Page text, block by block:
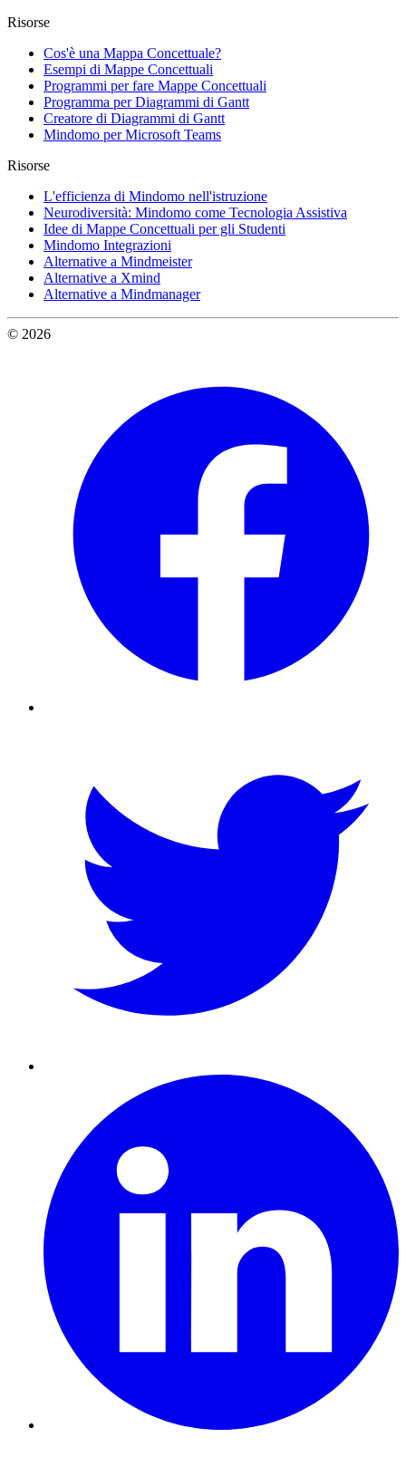
Risorse
Cos'è una Mappa Concettuale?
Esempi di Mappe Concettuali
Programmi per fare Mappe Concettuali
Programma per Diagrammi di Gantt
Creatore di Diagrammi di Gantt
Mindomo per Microsoft Teams
Risorse
L'efficienza di Mindomo nell'istruzione
Neurodiversità: Mindomo come Tecnologia Assistiva
Idee di Mappe Concettuali per gli Studenti
Mindomo Integrazioni
Alternative a Mindmeister
Alternative a Xmind
Alternative a Mindmanager
© 2026